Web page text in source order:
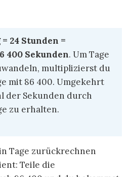
= 24 Stunden =
400 Sekunden. Um Tage
multiplizierst du
mit 86 400. Umgekehrt
der Sekunden durch
zu erhalten.
Tage zurückrechnen
Teile die